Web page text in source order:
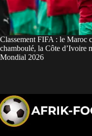
Classement FIFA : le Maroc
chamboulé, la Côte d’Ivoire
Mondial 2026